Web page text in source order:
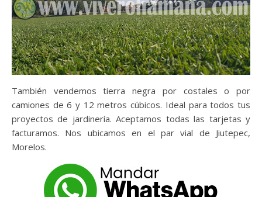
También vendemos tierra negra por costales o por
camiones de 6 y 12 metros cúbicos. Ideal para todos tus
proyectos de jardinería. Aceptamos todas las tarjetas y
facturamos. Nos ubicamos en el par vial de Jiutepec,
Morelos.